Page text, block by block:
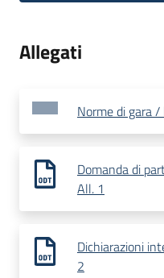
Allegati
Norme di gara
Domanda di
All. 1
Dichiarazioni
2